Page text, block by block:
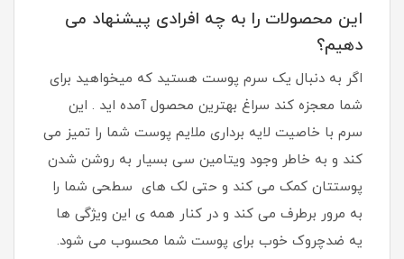
این محصولات را به چه افرادی پیشنهاد می
دهیم؟
اگر به دنبال یک سرم پوست هستید که میخواهید برای
شما معجزه کند سراغ بهترین محصول آمده اید . این
سرم با خاصیت لایه برداری ملایم پوست شما را تمیز می
کند و به خاطر وجود ویتامین سی بسیار به روشن شدن
پوستتان کمک می کند و حتی لک های سطحی شما را
به مرور برطرف می کند و در کنار همه ی این ویژگی ها
یه ضدچروک خوب برای پوست شما محسوب می شود.